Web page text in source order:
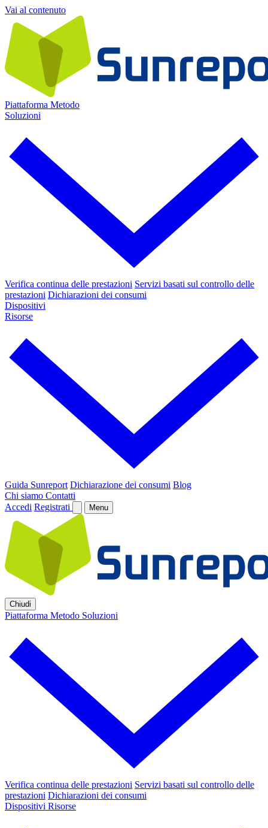
Vai al contenuto
Piattaforma Metodo
Soluzioni
Verifica continua delle prestazioni Servizi basati sul controllo delle
prestazioni Dichiarazioni dei consumi
Dispositivi
Risorse
Guida Sunreport Dichiarazione dei consumi Blog
Chi siamo Contatti
Accedi Registrati Menu
Chiudi
Piattaforma Metodo Soluzioni
Verifica continua delle prestazioni Servizi basati sul controllo delle
prestazioni Dichiarazioni dei consumi
Dispositivi Risorse